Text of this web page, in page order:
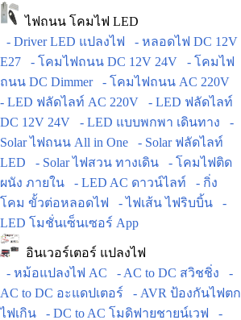
ไฟถนน โคมไฟ LED
- Driver LED แปลงไฟ
- หลอดไฟ DC 12V
E27
- โคมไฟถนน DC 12V 24V
- โคมไฟ
ถนน DC Dimmer
- โคมไฟถนน AC 220V
- LED ฟลัดไลท์ AC 220V
- LED ฟลัดไลท์
DC 12V 24V
- LED แบบพกพา เดินทาง
-
Solar ไฟถนน All in One
- Solar ฟลัดไลท์
LED
- Solar ไฟสวน ทางเดิน
- โคมไฟติด
ผนัง ภายใน
- LED AC ดาวน์ไลท์
- กิ่ง
โคม ขั้วต่อหลอดไฟ
- ไฟเส้น ไฟริบบิ้น
-
LED โมชั่นเซ็นเซอร์ App
อินเวอร์เตอร์ แปลงไฟ
- หม้อแปลงไฟ AC
- AC to DC สวิชชิ่ง
-
AC to DC อะแดปเตอร์
- AVR ป้องกันไฟตก
ไฟเกิน
- DC to AC โมดิฟายชายน์เวฟ -